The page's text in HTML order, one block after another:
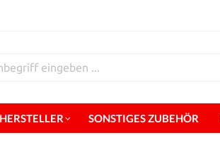
SONSTIGES ZUBEHÖR